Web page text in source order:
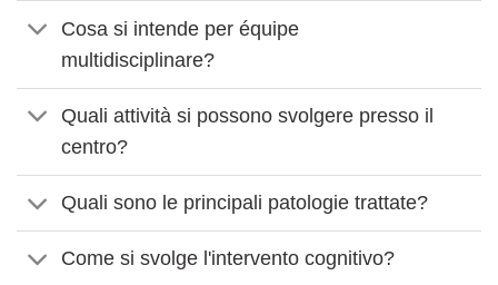
Cosa si intende per équipe
multidisciplinare?
Quali attività si possono svolgere presso il
centro?
Quali sono le principali patologie trattate?
Come si svolge l'intervento cognitivo?